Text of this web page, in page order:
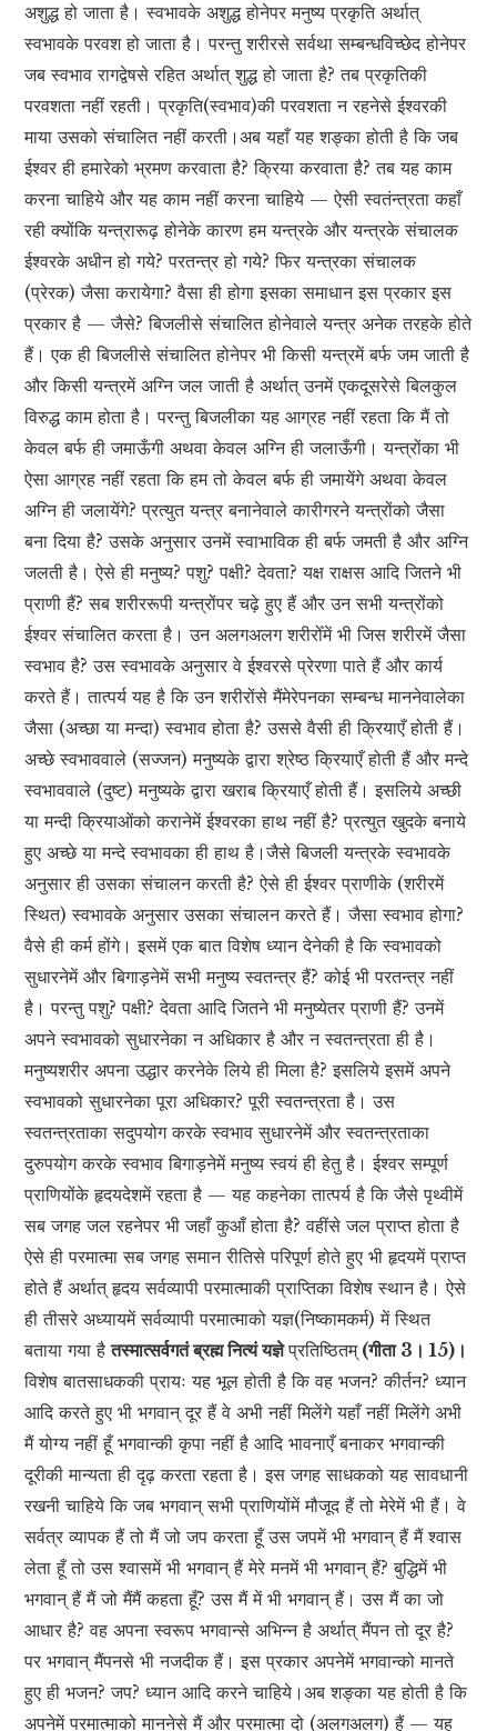
अशुद्ध हो जाता है। स्वभावके अशुद्ध होनेपर मनुष्य प्रकृति अर्थात्
स्वभावके परवश हो जाता है। परन्तु शरीरसे सर्वथा सम्बन्धविच्छेद होनेपर
जब स्वभाव रागद्वेषसे रहित अर्थात् शुद्ध हो जाता है? तब प्रकृतिकी
परवशता नहीं रहती। प्रकृति(स्वभाव)की परवशता न रहनेसे ईश्वरकी
माया उसको संचालित नहीं करती।अब यहाँ यह शङ्का होती है कि जब
ईश्वर ही हमारेको भ्रमण करवाता है? क्रिया करवाता है? तब यह काम
करना चाहिये और यह काम नहीं करना चाहिये — ऐसी स्वतंन्त्रता कहाँ
रही क्योंकि यन्त्रारूढ़ होनेके कारण हम यन्त्रके और यन्त्रके संचालक
ईश्वरके अधीन हो गये? परतन्त्र हो गये? फिर यन्त्रका संचालक
(प्रेरक) जैसा करायेगा? वैसा ही होगा इसका समाधान इस प्रकार इस
प्रकार है — जैसे? बिजलीसे संचालित होनेवाले यन्त्र अनेक तरहके होते
हैं। एक ही बिजलीसे संचालित होनेपर भी किसी यन्त्रमें बर्फ जम जाती है
और किसी यन्त्रमें अग्नि जल जाती है अर्थात् उनमें एकदूसरेसे बिलकुल
विरुद्ध काम होता है। परन्तु बिजलीका यह आग्रह नहीं रहता कि मैं तो
केवल बर्फ ही जमाऊँगी अथवा केवल अग्नि ही जलाऊँगी। यन्त्रोंका भी
ऐसा आग्रह नहीं रहता कि हम तो केवल बर्फ ही जमायेंगे अथवा केवल
अग्नि ही जलायेंगे? प्रत्युत यन्त्र बनानेवाले कारीगरने यन्त्रोंको जैसा
बना दिया है? उसके अनुसार उनमें स्वाभाविक ही बर्फ जमती है और अग्नि
जलती है। ऐसे ही मनुष्य? पशु? पक्षी? देवता? यक्ष राक्षस आदि जितने भी
प्राणी हैं? सब शरीररूपी यन्त्रोंपर चढ़े हुए हैं और उन सभी यन्त्रोंको
ईश्वर संचालित करता है। उन अलगअलग शरीरोँमें भी जिस शरीरमें जैसा
स्वभाव है? उस स्वभावके अनुसार वे ईश्वरसे प्रेरणा पाते हैं और कार्य
करते हैं। तात्पर्य यह है कि उन शरीरोंसे मैंमेरेपनका सम्बन्ध माननेवालेका
जैसा (अच्छा या मन्दा) स्वभाव होता है? उससे वैसी ही क्रियाएँ होती हैं।
अच्छे स्वभाववाले (सज्जन) मनुष्यके द्वारा श्रेष्ठ क्रियाएँ होती हैं और मन्दे
स्वभाववाले (दुष्ट) मनुष्यके द्वारा खराब क्रियाएँ होती हैं। इसलिये अच्छी
या मन्दी क्रियाओंको करानेमें ईश्वरका हाथ नहीं है? प्रत्युत खुदके बनाये
हुए अच्छे या मन्दे स्वभावका ही हाथ है।जैसे बिजली यन्त्रके स्वभावके
अनुसार ही उसका संचालन करती है? ऐसे ही ईश्वर प्राणीके (शरीरमें
स्थित) स्वभावके अनुसार उसका संचालन करते हैं। जैसा स्वभाव होगा?
वैसे ही कर्म होंगे। इसमें एक बात विशेष ध्यान देनेकी है कि स्वभावको
सुधारनेमें और बिगाड़नेमें सभी मनुष्य स्वतन्त्र हैं? कोई भी परतन्त्र नहीं
है। परन्तु पशु? पक्षी? देवता आदि जितने भी मनुष्येतर प्राणी हैं? उनमें
अपने स्वभावको सुधारनेका न अधिकार है और न स्वतन्त्रता ही है।
मनुष्यशरीर अपना उद्धार करनेके लिये ही मिला है? इसलिये इसमें अपने
स्वभावको सुधारनेका पूरा अधिकार? पूरी स्वतन्त्रता है। उस
स्वतन्त्रताका सदुपयोग करके स्वभाव सुधारनेमें और स्वतन्त्रताका
दुरुपयोग करके स्वभाव बिगाड़नेमें मनुष्य स्वयं ही हेतु है। ईश्वर सम्पूर्ण
प्राणियोंके हृदयदेशमें रहता है — यह कहनेका तात्पर्य है कि जैसे पृथ्वीमें
सब जगह जल रहनेपर भी जहाँ कुआँ होता है? वहींसे जल प्राप्त होता है
ऐसे ही परमात्मा सब जगह समान रीतिसे परिपूर्ण होते हुए भी हृदयमें प्राप्त
होते हैं अर्थात् हृदय सर्वव्यापी परमात्माकी प्राप्तिका विशेष स्थान है। ऐसे
ही तीसरे अध्यायमें सर्वव्यापी परमात्माको यज्ञ(निष्कामकर्म) में स्थित
बताया गया हैतस्मात्सर्वगतं ब्रह्म नित्यं यज्ञेप्रतिष्ठितम्(गीता 3। 15)।
विशेष बातसाधककी प्रायः यह भूल होती है कि वह भजन? कीर्तन? ध्यान
आदि करते हुए भी भगवान् दूर हैं वे अभी नहीं मिलेंगे यहाँ नहीं मिलेंगे अभी
मैं योग्य नहीं हूँ भगवान्की कृपा नहीं है आदि भावनाएँ बनाकर भगवान्की
दूरीकी मान्यता ही दृढ़ करता रहता है। इस जगह साधकको यह सावधानी
रखनी चाहिये कि जब भगवान् सभी प्राणियोंमें मौजूद हैं तो मेरेमें भी हैं। वे
सर्वत्र व्यापक हैं तो मैं जो जप करता हूँ उस जपमें भी भगवान् हैं मैं श्वास
लेता हूँ तो उस श्वासमें भी भगवान् हैं मेरे मनमें भी भगवान् हैं? बुद्धिमें भी
भगवान् हैं मैं जो मैंमैं कहता हूँ? उस मैं में भी भगवान् हैं। उस मैं का जो
आधार है? वह अपना स्वरूप भगवान्से अभिन्न है अर्थात् मैंपन तो दूर है?
पर भगवान् मैंपनसे भी नजदीक हैं। इस प्रकार अपनेमें भगवान्को मानते
हुए ही भजन? जप? ध्यान आदि करने चाहिये।अब शङ्का यह होती है कि
अपनेमें परमात्माको माननेसे मैं और परमात्मा दो (अलगअलग) हैं — यह